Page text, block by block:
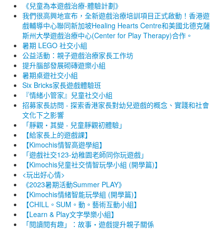
《兒童為本遊戲治療-體驗計劃》
我們很高興地宣布，全新遊戲治療培訓項目正式啟動！香港遊
戲輔導中心聯同新加坡Healing Hearts Centre和美國北德克薩
斯州大學遊戲治療中心(Center for Play Therapy)合作。
暑期 LEGO 社交小組
公益活動：親子遊戲治療家長工作坊
提升腦部發展砌磚遊樂小組
暑期桌遊社交小組
Six Bricks家長遊戲體驗班
『情緒小管家』兒童社交小組
招募家長訪問 - 探索香港家長對幼兒遊戲的概念、實踐和社會
文化下之影響
「靜觀‧其變 - 兒童靜觀初體驗」
【給家長上的遊戲課】
【Kimochis情智高遊學組】
「遊戲社交123-幼稚園老師同你玩遊戲」
【Kimochis兒童社交情智玩學小組 (開學篇)】
<玩出好心情>
《2023暑期活動Summer PLAY》
【Kimochis情緒智能玩學組 (開學篇)】
【CHILL。SUM。動。藝術互動小組】
【Learn & Play文字學樂小組】
「閱讀閱有趣」：故事・遊戲提升親子關係